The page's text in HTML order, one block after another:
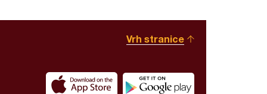
Vrh stranice